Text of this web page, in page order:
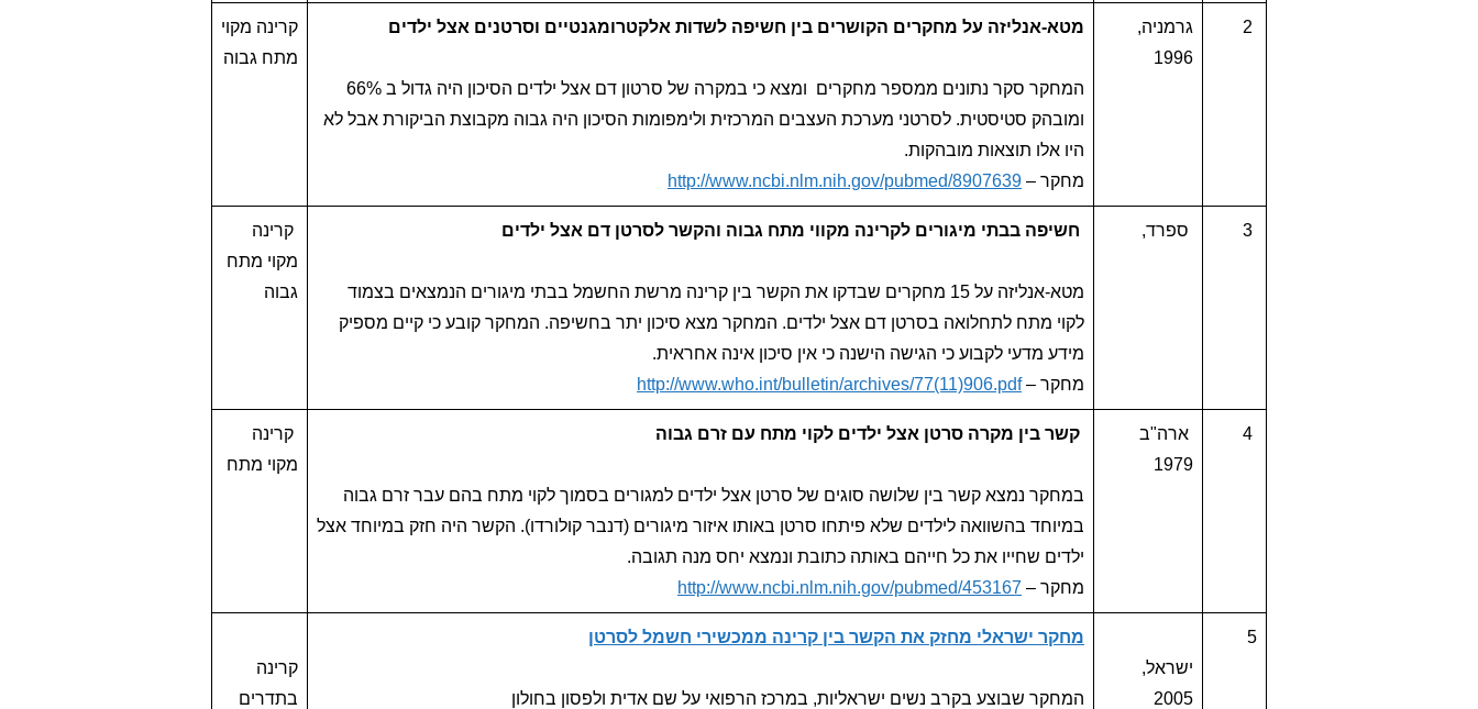
גרמניה,
1996
מטא-אנליזה על מחקרים הקושרים בין חשיפה לשדות אלקטרומגנטיים וסרטנים אצל ילדים
המחקר סקר נתונים ממספר מחקרים ומצא כי במקרה של סרטון דם אצל ילדים הסיכון היה גדול ב 66%
ומובהק סטיסטית. לסרטני מערכת העצבים המרכזית ולימפומות הסיכון היה גבוה מקבוצת הביקורת אבל לא
היו אלו תוצאות מובהקות.
מחקר – http://www.ncbi.nlm.nih.gov/pubmed/8907639
קרינה מקוי
מתח גבוה
ספרד, חשיפה בבתי מיגורים לקרינה מקווי מתח גבוה והקשר לסרטן דם אצל ילדים
מטא-אנליזה על 15 מחקרים שבדקו את הקשר בין קרינה מרשת החשמל בבתי מיגורים הנמצאים בצמוד
לקוי מתח לתחלואה בסרטן דם אצל ילדים. המחקר מצא סיכון יתר בחשיפה. המחקר קובע כי קיים מספיק
מידע מדעי לקבוע כי הגישה הישנה כי אין סיכון אינה אחראית.
מחקר –http://www.who.int/bulletin/archives/77(11)906.pdf
קרינה
מקוי מתח
גבוה
ארה"ב
1979
קשר בין מקרה סרטן אצל ילדים לקוי מתח עם זרם גבוה
במחקר נמצא קשר בין שלושה סוגים של סרטן אצל ילדים למגורים בסמוך לקוי מתח בהם עבר זרם גבוה
במיוחד בהשוואה לילדים שלא פיתחו סרטן באותו איזור מיגורים (דנבר קולורדו). הקשר היה חזק במיוחד אצל
ילדים שחייו את כל חייהם באותה כתובת ונמצא יחס מנה תגובה.
מחקר – http://www.ncbi.nlm.nih.gov/pubmed/453167
קרינה
מקוי מתח
5
ישראל,
2005
מחקר ישראלי מחזק את הקשר בין קרינה ממכשירי חשמל לסרטן
המחקר שבוצע בקרב נשים ישראליות, במרכז הרפואי על שם אדית ולפסון בחולון
קרינה
בתדרים